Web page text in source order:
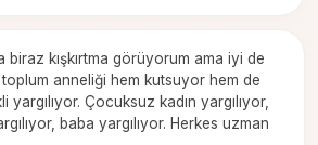
biraz kışkırtma görüyorum ama iyi de
anneliği hem kutsuyor hem de
yargılıyor. Çocuksuz kadın yargılıyor,
baba yargılıyor. Herkes uzman